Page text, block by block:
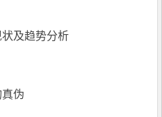
及趋势分析
伪